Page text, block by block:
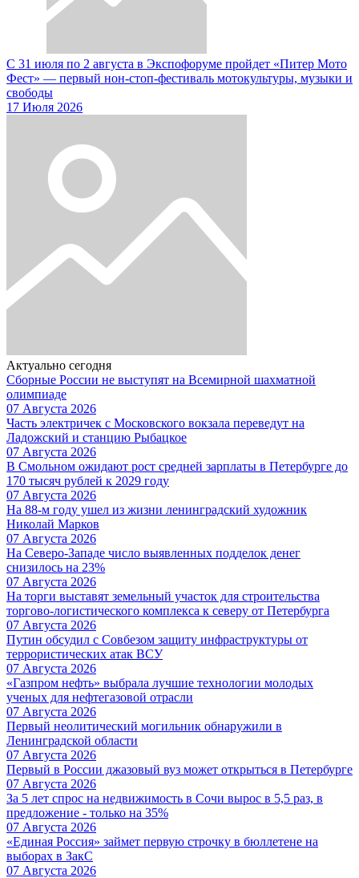
С 31 июля по 2 августа в Экспофоруме пройдет «Питер Мото
Фест» — первый нон-стоп-фестиваль мотокультуры, музыки и
свободы
17 Июля 2026
Актуально сегодня
Сборные России не выступят на Всемирной шахматной
олимпиаде
07 Августа 2026
Часть электричек с Московского вокзала переведут на
Ладожский и станцию Рыбацкое
07 Августа 2026
В Смольном ожидают рост средней зарплаты в Петербурге до
170 тысяч рублей к 2029 году
07 Августа 2026
На 88-м году ушел из жизни ленинградский художник
Николай Марков
07 Августа 2026
На Северо-Западе число выявленных подделок денег
снизилось на 23%
07 Августа 2026
На торги выставят земельный участок для строительства
торгово-логистического комплекса к северу от Петербурга
07 Августа 2026
Путин обсудил с Совбезом защиту инфраструктуры от
террористических атак ВСУ
07 Августа 2026
«Газпром нефть» выбрала лучшие технологии молодых
ученых для нефтегазовой отрасли
07 Августа 2026
Первый неолитический могильник обнаружили в
Ленинградской области
07 Августа 2026
Первый в России джазовый вуз может открыться в Петербурге
07 Августа 2026
За 5 лет спрос на недвижимость в Сочи вырос в 5,5 раз, в
предложение - только на 35%
07 Августа 2026
«Единая Россия» займет первую строчку в бюллетене на
выборах в ЗакС
07 Августа 2026